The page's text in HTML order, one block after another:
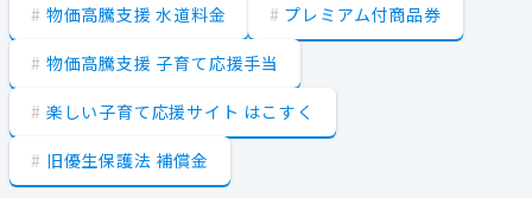
物価高騰支援 水道料金 プレミアム付商品券
物価高騰支援 子育て応援手当
楽しい子育て応援サイト はこすく
旧優生保護法 補償金